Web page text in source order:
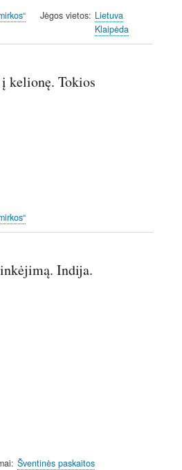
Jėgos vietos Lietuva
Klaipėda
kelionę. Tokios
Indija.
Šventinės paskaitos